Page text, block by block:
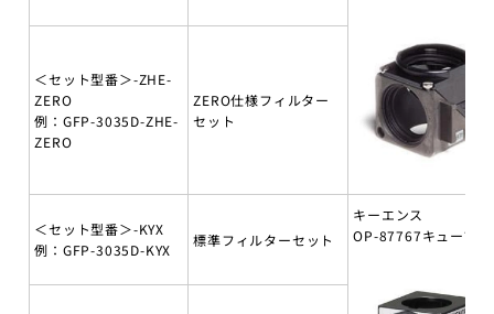
＜セット型番＞-ZHE-
ZERO
例：GFP-3035D-ZHE-
ZERO
ZERO仕様フィルター
セット
＜セット型番＞-KYX
例：GFP-3035D-KYX
標準フィルターセット
キーエンス
OP-87767キューブ付